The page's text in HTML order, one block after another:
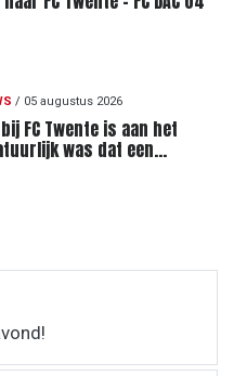
/ 05 augustus 2026
FC Twente is aan het
was dat een